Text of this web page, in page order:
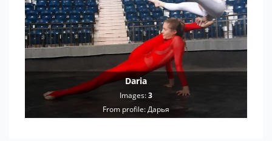
Daria
Images: 3
From profile: Дарья